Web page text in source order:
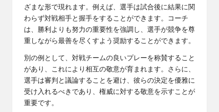
ざまな形で現れます。例えば、選手は試合後に結果に関
わらず対戦相手と握手をすることができます。コーチ
は、勝利よりも努力の重要性を強調し、選手が競争を尊
重しながら最善を尽くすよう奨励することができます。
別の例として、対戦チームの良いプレーを称賛すること
があり、これにより相互の敬意が育まれます。さらに、
選手は審判と議論することを避け、彼らの決定を優雅に
受け入れるべきであり、権威に対する敬意を示すことが
重要です。